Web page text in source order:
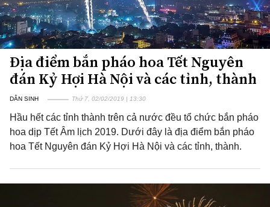
Địa điểm bắn pháo hoa Tết Nguyên
đán Kỷ Hợi Hà Nội và các tỉnh, thành
DÂN SINH Thứ 7, 02/02/2019 | 13:30
Hầu hết các tỉnh thành trên cả nước đều tổ chức bắn pháo
hoa dịp Tết Âm lịch 2019. Dưới đây là địa điểm bắn pháo
hoa Tết Nguyên đán Kỷ Hợi Hà Nội và các tỉnh, thành.